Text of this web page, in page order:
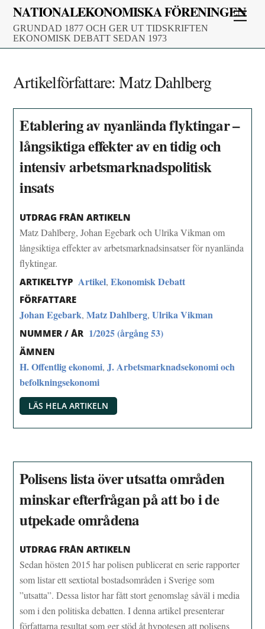
Skip
content
NATIONALEKONOMISKA FÖRENINGEN
GRUNDAD 1877 OCH GER UT TIDSKRIFTEN
EKONOMISK DEBATT SEDAN 1973
Artikelförfattare:Matz Dahlberg
Etablering av nyanlända flyktingar –
långsiktiga effekter av en tidig och
intensiv arbetsmarknadspolitisk
insats
UTDRAG FRÅN ARTIKELN
Matz Dahlberg, Johan Egebark och Ulrika Vikman om
långsiktiga effekter av arbetsmarknadsinsatser för nyanlända
flyktingar.
ARTIKELTYP Artikel,Ekonomisk Debatt
FÖRFATTARE
Johan Egebark,Matz Dahlberg,Ulrika Vikman
NUMMER / ÅR 1/2025 (årgång 53)
ÄMNEN
H. Offentlig ekonomi,J. Arbetsmarknadsekonomi och
befolkningsekonomi
LÄS HELA ARTIKELN
Polisens lista över utsatta områden
minskar efterfrågan på att bo i de
utpekade områdena
UTDRAG FRÅN ARTIKELN
Sedan hösten 2015 har polisen publicerat en serie rapporter
som listar ett sextiotal bostadsområden i Sverige som
”utsatta”. Dessa listor har fått stort genomslag såväl i media
som i den politiska debatten. I denna artikel presenterar
författarna resultat som ger stöd åt hypotesen att polisens